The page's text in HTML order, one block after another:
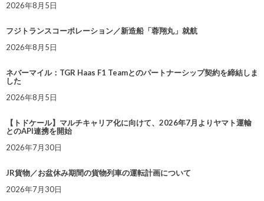
2026年8月5日
フジトランスコーポレーション／新造船「蓉翔丸」就航
2026年8月5日
ネバーマイル：TGR Haas F1 Teamとのパートナーシップ契約を締結しま
した
2026年8月5日
【トドケール】マルチキャリア化に向けて、2026年7月よりヤマト運輸
とのAPI連携を開始
2026年7月30日
JR貨物／お盆休み期間の貨物列車の運転計画について
2026年7月30日